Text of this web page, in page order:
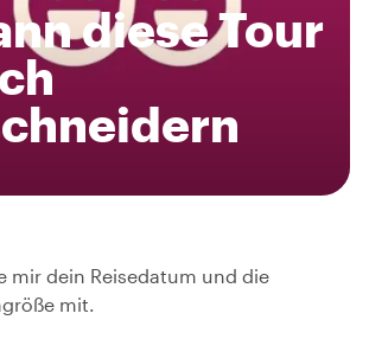
diese Tour
mir dein Reisedatum und die
mit.